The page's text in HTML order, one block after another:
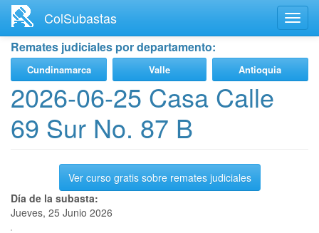
contenido
principal
ColSubastas
Remates judiciales por departamento:
Cundinamarca Valle Antioquia
2026-06-25 Casa Calle
69 Sur No. 87 B
Ver curso gratis sobre remates judiciales
Día de la subasta:
Jueves, 25 Junio 2026